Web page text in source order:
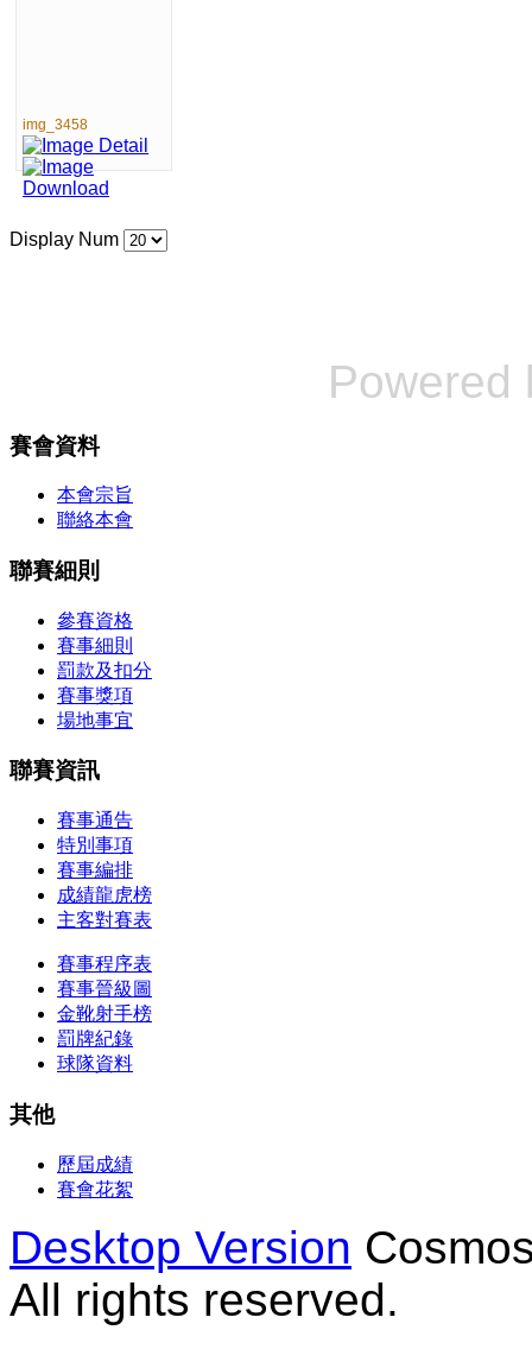
img_3458
Display Num
賽會資料
本會宗旨
聯絡本會
聯賽細則
參賽資格
賽事細則
罰款及扣分
賽事獎項
場地事宜
聯賽資訊
賽事通告
特別事項
賽事編排
成績龍虎榜
主客對賽表
賽事程序表
賽事晉級圖
金靴射手榜
罰牌紀錄
球隊資料
其他
歷屆成績
賽會花絮
Desktop Version
All rights reserved.